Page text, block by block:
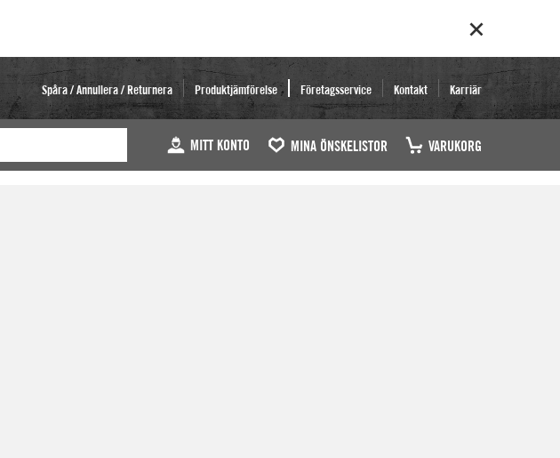
Spåra / Annullera / Returnera Produktjämförelse Företagsservice Kontakt Karriär
MITT KONTO MINA ÖNSKELISTOR VARUKORG